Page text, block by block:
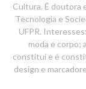
Cultura. É doutora
Tecnologia e
UFPR.
moda e corpo;
constitui e é
design e